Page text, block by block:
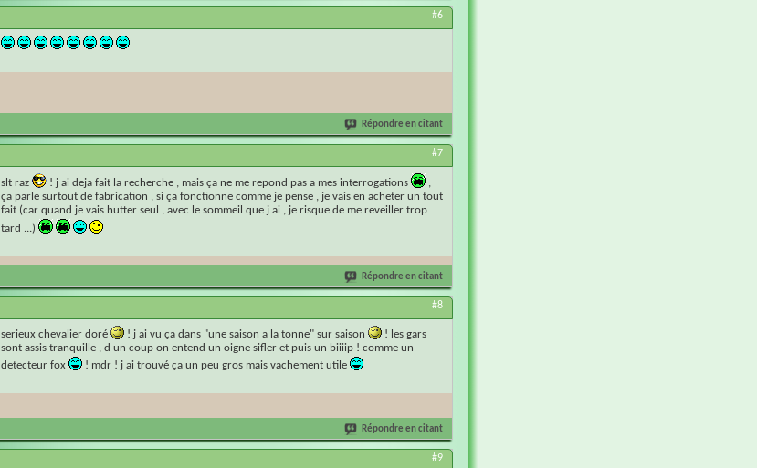
#6
Répondre en citant
#7
slt raz ! j ai deja fait la recherche , mais ça ne me repond pas a mes interrogations
,
ça parle surtout de fabrication , si ça fonctionne comme je pense , je vais en acheter un tout
fait (car quand je vais hutter seul , avec le sommeil que j ai , je risque de me reveiller trop
tard ...)
Répondre en citant
#8
serieux chevalier doré ! j ai vu ça dans "une saison a la tonne" sur saison
! les gars
sont assis tranquille , d un coup on entend un oigne sifler et puis un biiiip ! comme un
detecteur fox
! mdr ! j ai trouvé ça un peu gros mais vachement utile
Répondre en citant
#9